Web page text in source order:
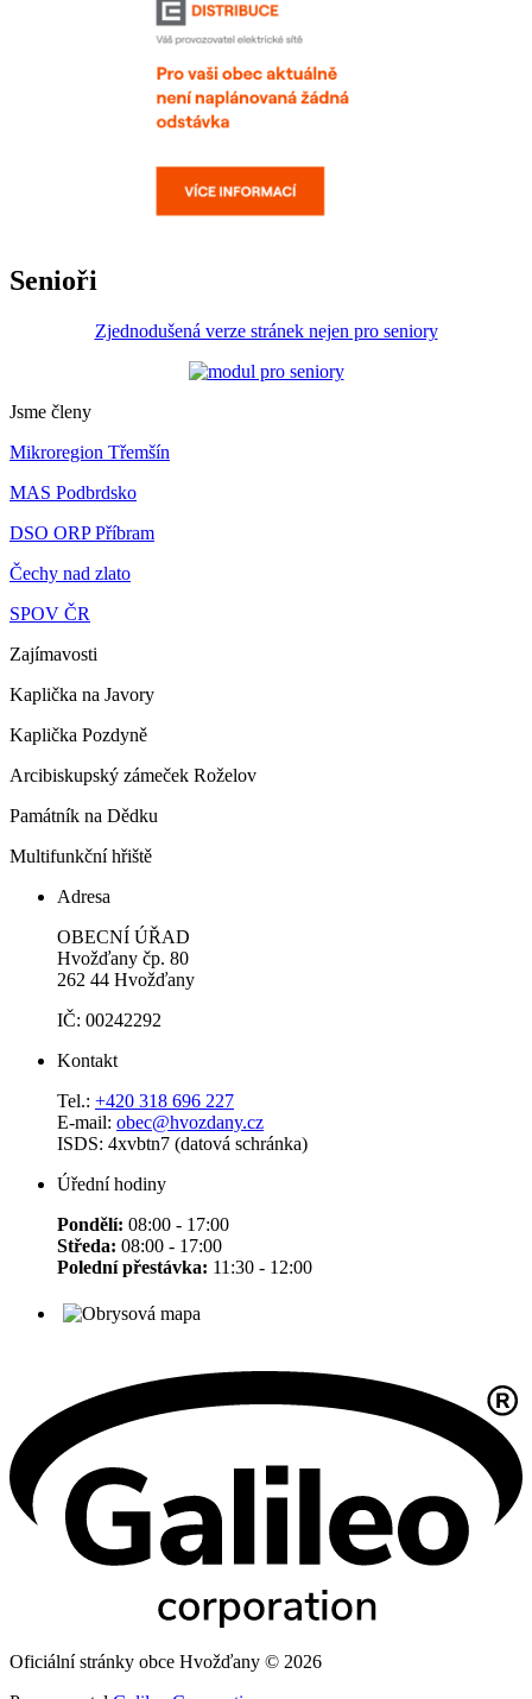
Senioři
Zjednodušená verze stránek nejen pro seniory
Jsme členy
Mikroregion Třemšín
MAS Podbrdsko
DSO ORP Příbram
Čechy nad zlato
SPOV ČR
Zajímavosti
Kaplička na Javory
Kaplička Pozdyně
Arcibiskupský zámeček Roželov
Památník na Dědku
Multifunkční hřiště
Adresa
OBECNÍ ÚŘAD
Hvožďany čp. 80
262 44 Hvožďany
IČ: 00242292
Kontakt
Tel.: +420 318 696 227
E-mail: obec@hvozdany.cz
ISDS: 4xvbtn7 (datová schránka)
Úřední hodiny
Pondělí: 08:00 - 17:00
Středa: 08:00 - 17:00
Polední přestávka: 11:30 - 12:00
Oficiální stránky obce Hvožďany © 2026